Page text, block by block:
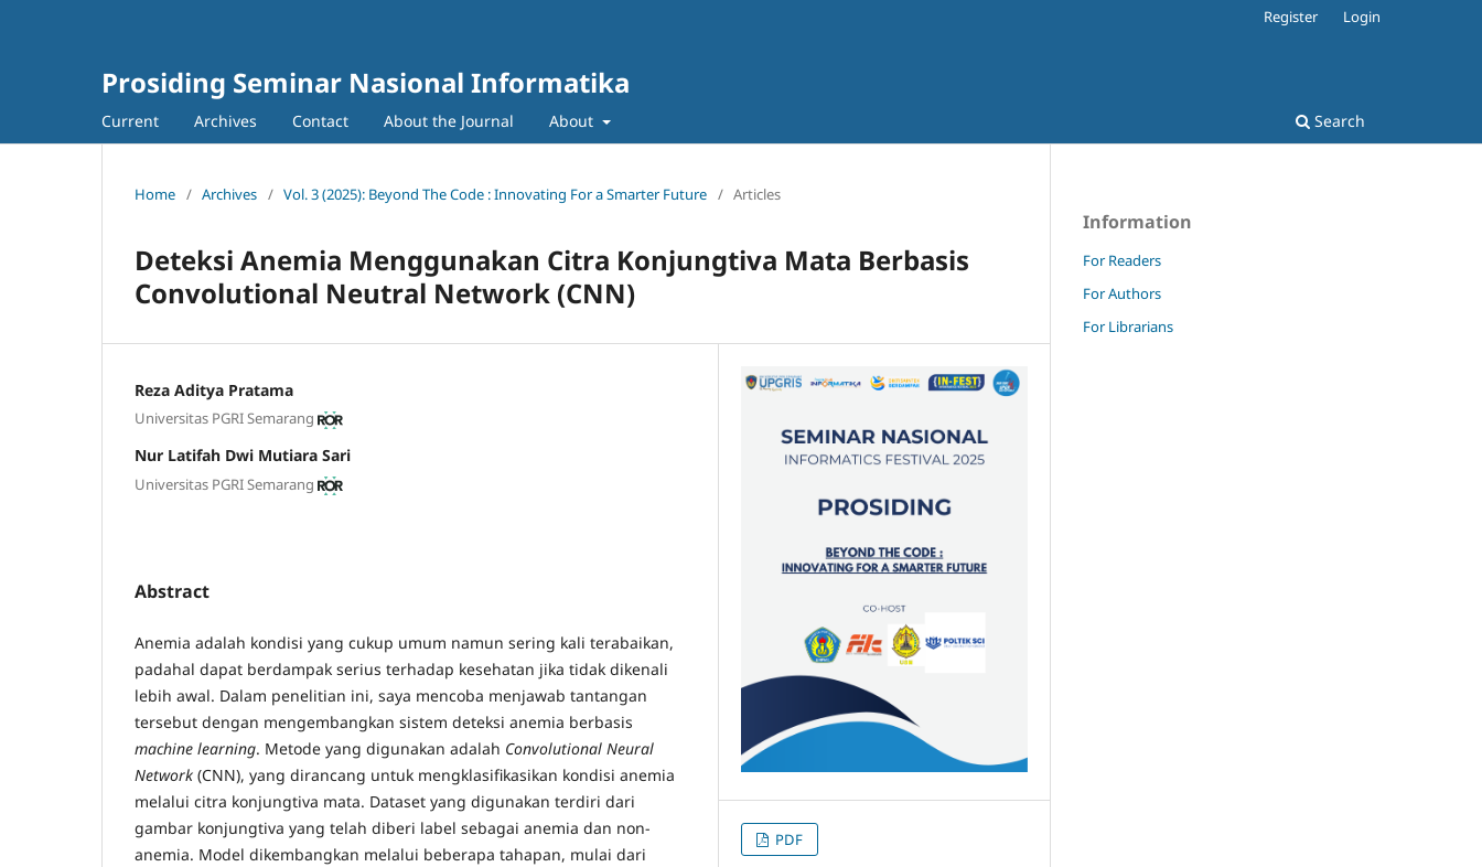
Prosiding Seminar Nasional Informatika
Current Archives Contact About the Journal About Search
Register Login
Home / Archives / Vol. 3 (2025): Beyond The Code : Innovating For a Smarter Future / Articles
Deteksi Anemia Menggunakan Citra Konjungtiva Mata Berbasis
Convolutional Neutral Network (CNN)
Reza Aditya Pratama
Universitas PGRI Semarang
Nur Latifah Dwi Mutiara Sari
Universitas PGRI Semarang
Abstract
Anemia adalah kondisi yang cukup umum namun sering kali terabaikan,
padahal dapat berdampak serius terhadap kesehatan jika tidak dikenali
lebih awal. Dalam penelitian ini, saya mencoba menjawab tantangan
tersebut dengan mengembangkan sistem deteksi anemia berbasis
machine learning. Metode yang digunakan adalah Convolutional Neural
Network (CNN), yang dirancang untuk mengklasifikasikan kondisi anemia
melalui citra konjungtiva mata. Dataset yang digunakan terdiri dari
gambar konjungtiva yang telah diberi label sebagai anemia dan non-
anemia. Model dikembangkan melalui beberapa tahapan, mulai dari
PDF
Information
For Readers
For Authors
For Librarians